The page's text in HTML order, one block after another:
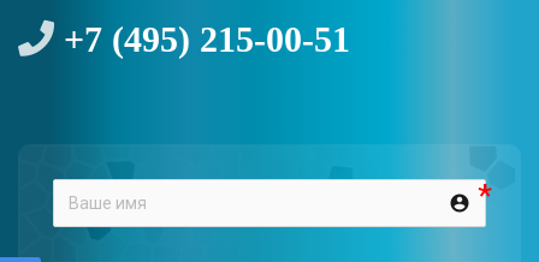
+7 (495) 215-00-51
account_circle